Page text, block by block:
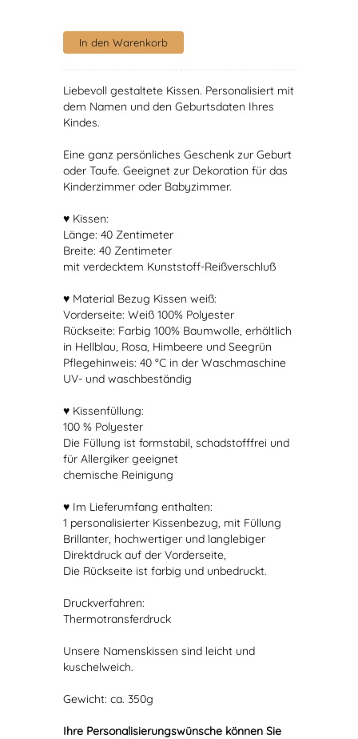
Liebevoll gestaltete Kissen. Personalisiert mit
dem Namen und den Geburtsdaten Ihres
Kindes.
Eine ganz persönliches Geschenk zur Geburt
oder Taufe. Geeignet zur Dekoration für das
Kinderzimmer oder Babyzimmer.
♥ Kissen:
Länge: 40 Zentimeter
Breite: 40 Zentimeter
mit verdecktem Kunststoff-Reißverschluß
♥ Material Bezug Kissen weiß:
Vorderseite: Weiß 100% Polyester
Rückseite: Farbig 100% Baumwolle, erhältlich
in Hellblau, Rosa, Himbeere und Seegrün
Pflegehinweis: 40 °C in der Waschmaschine
UV- und waschbeständig
♥ Kissenfüllung:
100 % Polyester
Die Füllung ist formstabil, schadstofffrei und
für Allergiker geeignet
chemische Reinigung
♥ Im Lieferumfang enthalten:
1 personalisierter Kissenbezug, mit Füllung
Brillanter, hochwertiger und langlebiger
Direktdruck auf der Vorderseite,
Die Rückseite ist farbig und unbedruckt.
Druckverfahren:
Thermotransferdruck
Unsere Namenskissen sind leicht und
kuschelweich.
Gewicht: ca. 350g
Ihre Personalisierungswünsche können Sie